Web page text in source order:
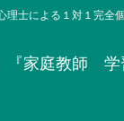
士による１対１完全
『家庭教師 学